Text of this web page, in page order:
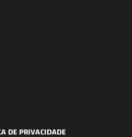
DE PRIVACIDADE